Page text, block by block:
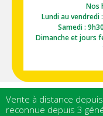
Nos
Lundi au vendredi
Samedi :
Dimanche et jours
Vente à distance
reconnue depuis 3